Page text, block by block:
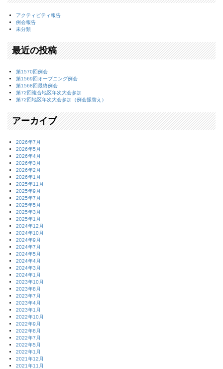
アクティビティ報告
例会報告
未分類
最近の投稿
第1570回例会
第1569回オープニング例会
第1568回最終例会
第72回複合地区年次大会参加
第72回地区年次大会参加（例会振替え）
アーカイブ
2026年7月
2026年5月
2026年4月
2026年3月
2026年2月
2026年1月
2025年11月
2025年9月
2025年7月
2025年5月
2025年3月
2025年1月
2024年12月
2024年10月
2024年9月
2024年7月
2024年5月
2024年4月
2024年3月
2024年1月
2023年10月
2023年8月
2023年7月
2023年4月
2023年1月
2022年10月
2022年9月
2022年8月
2022年7月
2022年5月
2022年1月
2021年12月
2021年11月